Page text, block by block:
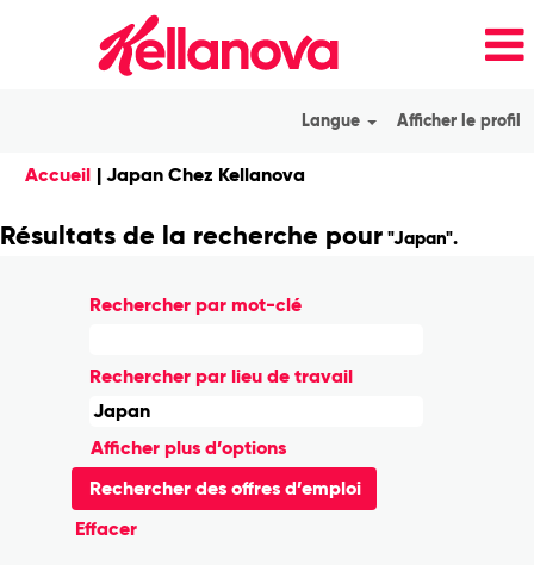
Langue Afficher le profil
Accueil | Japan Chez Kellanova(page
Résultats de la recherche pour "Japan".
Rechercher par mot-clé
Rechercher par lieu de travail
Afficher plus d’options
Effacer